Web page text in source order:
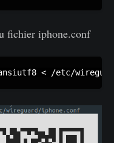
fichier iphone.conf
< /etc/